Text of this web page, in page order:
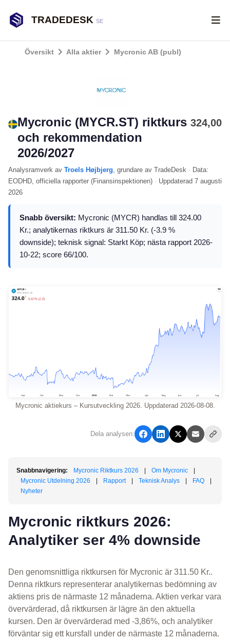
TRADEDESK SE
Översikt Alla aktier Mycronic AB (publ)
Mycronic (MYCR.ST) riktkurs
och rekommendation
2026/2027
324,00
Analysramverk av Troels Højbjerg, grundare av TradeDesk · Data:
EODHD, officiella rapporter (Finansinspektionen) · Uppdaterad 7 augusti
2026
Snabb översikt: Mycronic (MYCR) handlas till 324.00
Kr.; analytikernas riktkurs är 311.50 Kr. (-3.9 %
downside); teknisk signal: Starkt Köp; nästa rapport 2026-
10-22; score 66/100.
Mycronic aktiekurs – Kursutveckling 2026. Uppdaterad 2026-08-08.
Dela analysen:
Snabbnavigering: Mycronic Riktkurs 2026 Om Mycronic
Mycronic Utdelning 2026
Rapport Teknisk Analys FAQ
Nyheter
Mycronic riktkurs 2026:
Analytiker ser 4% downside
Den genomsnittliga riktkursen för Mycronic är 311.50 Kr..
Denna riktkurs representerar analytikernas bedömning av
aktiens pris de närmaste 12 månaderna. Aktien verkar vara
övervärderad, då riktkursen är lägre än den aktuella
kursen. Den är övervärderad med -3,86%, och analytiker
förväntar sig ett kursfall under de närmaste 12 månaderna.